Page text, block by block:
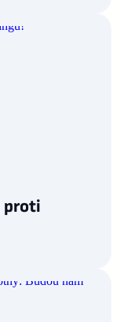
proti